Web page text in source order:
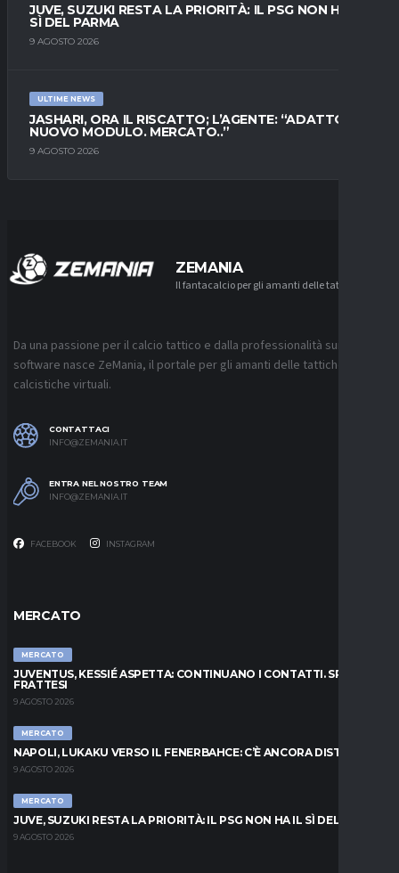
JUVE, SUZUKI RESTA LA PRIORITÀ: IL PSG NON HA IL
SÌ DEL PARMA
9 AGOSTO 2026
ULTIME NEWS
JASHARI, ORA IL RISCATTO; L’AGENTE: “ADATTO AL
NUOVO MODULO. MERCATO..”
9 AGOSTO 2026
ZEMANIA
Il fantacalcio per gli amanti delle tattiche
Da una passione per il calcio tattico e dalla professionalità sui
software nasce ZeMania, il portale per gli amanti delle tattiche
calcistiche virtuali.
CONTATTACI
INFO@ZEMANIA.IT
ENTRA NEL NOSTRO TEAM
INFO@ZEMANIA.IT
FACEBOOK INSTAGRAM
MERCATO
MERCATO
JUVENTUS, KESSIÉ ASPETTA: CONTINUANO I CONTATTI. SPUNTA
FRATTESI
9 AGOSTO 2026
MERCATO
NAPOLI, LUKAKU VERSO IL FENERBAHCE: C’È ANCORA DISTANZA
9 AGOSTO 2026
MERCATO
JUVE, SUZUKI RESTA LA PRIORITÀ: IL PSG NON HA IL SÌ DEL PARMA
9 AGOSTO 2026